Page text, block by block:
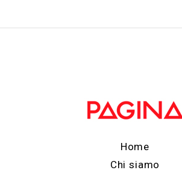
Home
Chi siamo